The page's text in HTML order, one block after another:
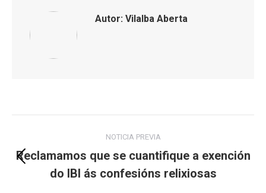
Autor: Vilalba Aberta
navigation
NOTICIA PREVIA
Previous
post:
Reclamamos que se cuantifique a exención
do IBI ás confesións relixiosas